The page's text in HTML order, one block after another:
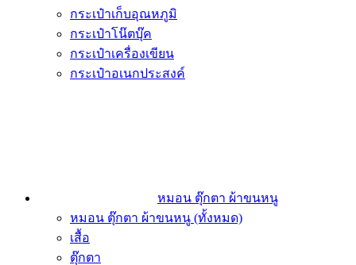
กระเป๋าเก็บอุณหภูมิ
กระเป๋าโน๊ตบุ๊ค
กระเป๋าเครื่องเขียน
กระเป๋าอเนกประสงค์
หมอน ตุ๊กตา ผ้าขนหนู
หมอน ตุ๊กตา ผ้าขนหนู (ทั้งหมด)
เสื้อ
ตุ๊กตา